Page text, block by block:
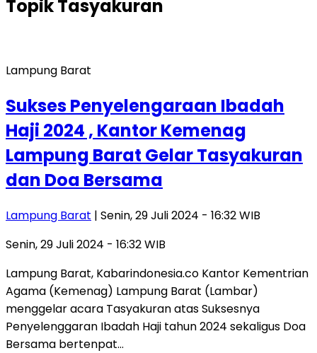
TopikTasyakuran
Lampung Barat
Sukses Penyelengaraan Ibadah
Haji 2024 , Kantor Kemenag
Lampung Barat Gelar Tasyakuran
dan Doa Bersama
Lampung Barat | Senin, 29 Juli 2024 - 16:32 WIB
Senin, 29 Juli 2024 - 16:32 WIB
Lampung Barat, Kabarindonesia.co Kantor Kementrian
Agama (Kemenag) Lampung Barat (Lambar)
menggelar acara Tasyakuran atas Suksesnya
Penyelenggaran Ibadah Haji tahun 2024 sekaligus Doa
Bersama bertenpat…